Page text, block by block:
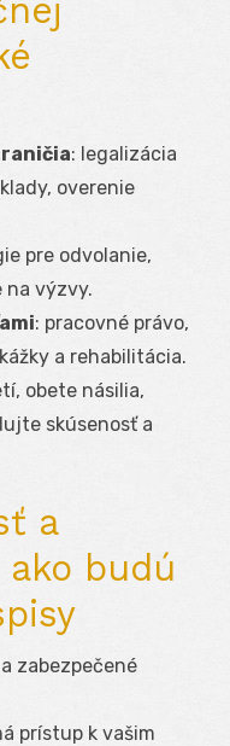
: legalizácia
overenie
pre odvolanie,
na výzvy.
: pracovné právo,
a rehabilitácia.
obete násilia,
skúsenosť a
a
budú
a zabezpečené
prístup k vašim